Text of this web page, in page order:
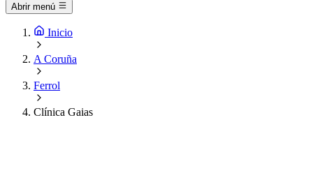
Abrir menú
Inicio
A Coruña
Ferrol
Clínica Gaias